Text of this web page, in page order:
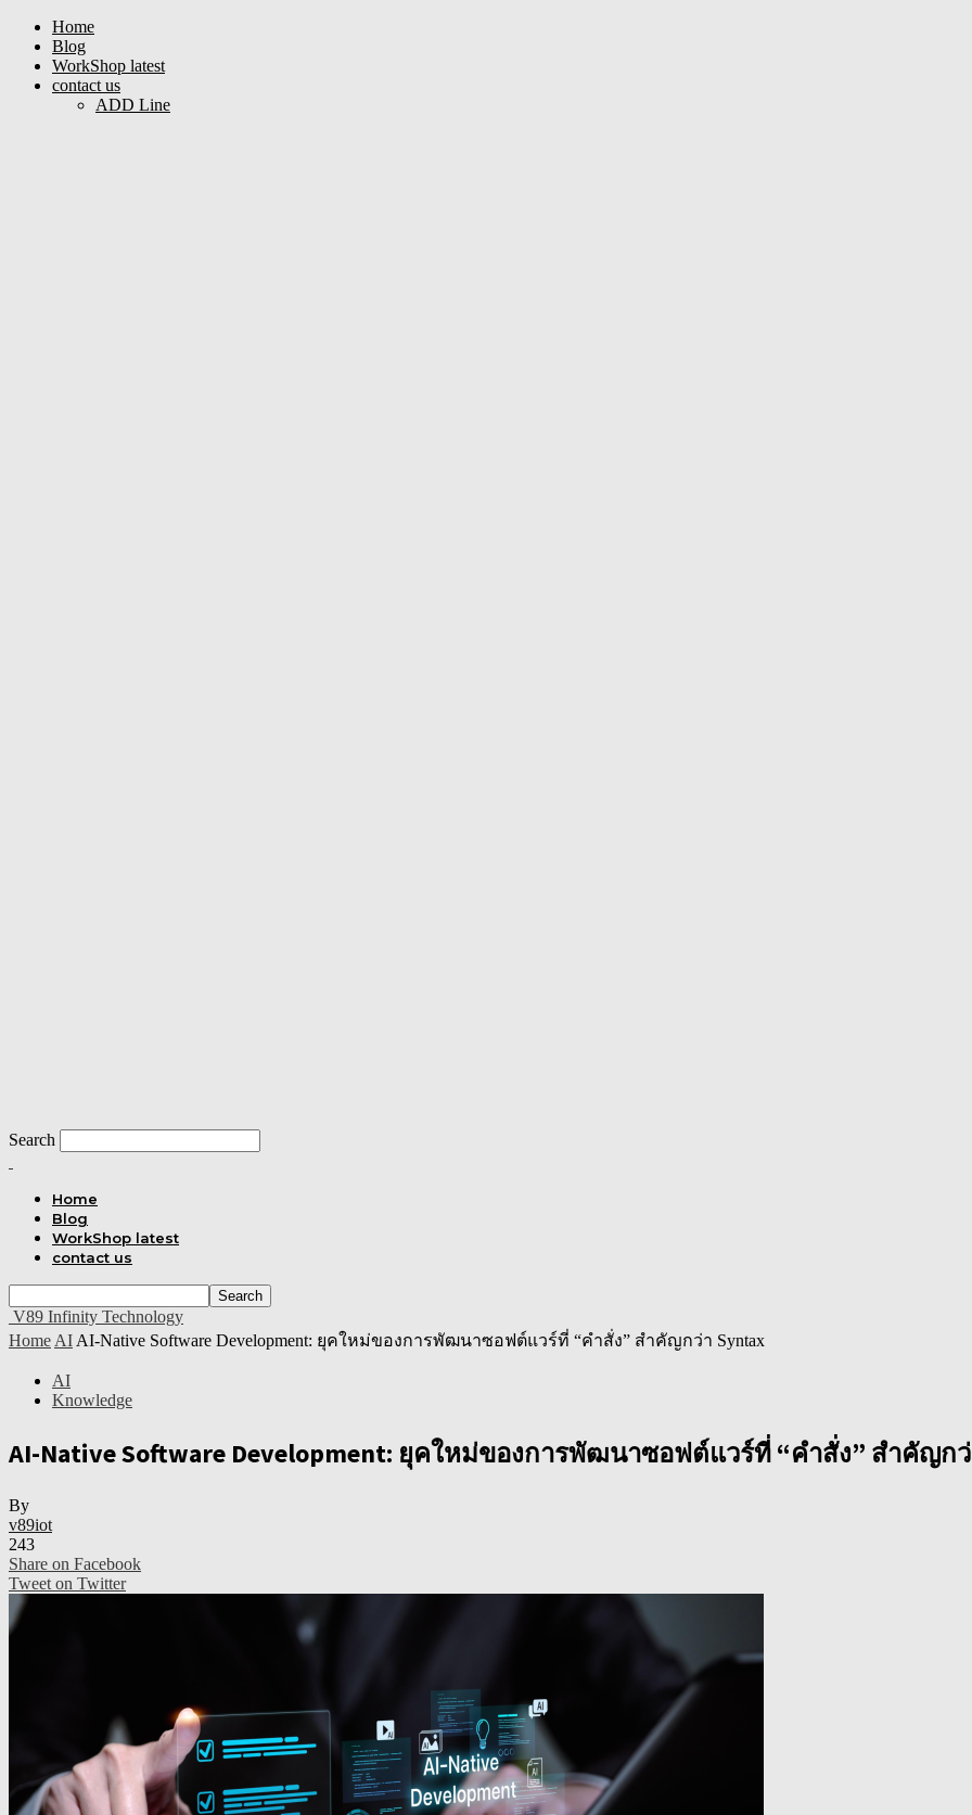
Home
Blog
WorkShop latest
contact us
ADD Line
Search
Home
Blog
WorkShop latest
contact us
V89 Infinity Technology
Home AI AI-Native Software Development: ยุคใหม่ของการพัฒนาซอฟต์แวร์ที่ “คำสั่ง” สำคัญกว่า Syntax
AI
Knowledge
AI-Native Software Development: ยุคใหม่ของการพัฒนาซอฟต์แวร์ที่ “คำสั่ง” สำคัญก
By
v89iot
243
Share on Facebook
Tweet on Twitter